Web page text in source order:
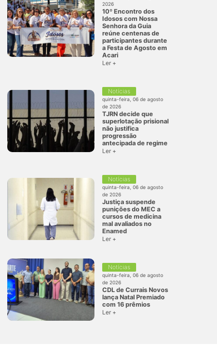
2026
10º Encontro dos
Idosos com Nossa
Senhora da Guia
reúne centenas de
participantes durante
a Festa de Agosto em
Acari
Ler +
Notícias
quinta-feira, 06 de agosto
de 2026
TJRN decide que
superlotação prisional
não justifica
progressão
antecipada de regime
Ler +
Notícias
quinta-feira, 06 de agosto
de 2026
Justiça suspende
punições do MEC a
cursos de medicina
mal avaliados no
Enamed
Ler +
Notícias
quinta-feira, 06 de agosto
de 2026
CDL de Currais Novos
lança Natal Premiado
com 16 prêmios
Ler +